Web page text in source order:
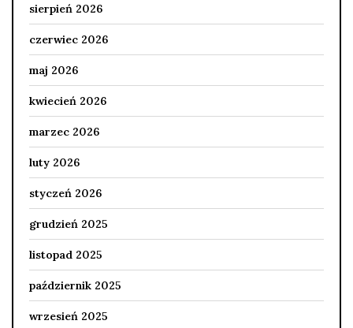
sierpień 2026
czerwiec 2026
maj 2026
kwiecień 2026
marzec 2026
luty 2026
styczeń 2026
grudzień 2025
listopad 2025
październik 2025
wrzesień 2025